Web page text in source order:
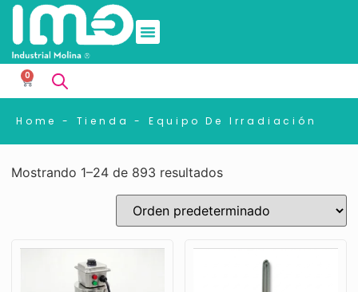
0
Home - Tienda - Equipo De Irradiación
Mostrando 1–24 de 893 resultados